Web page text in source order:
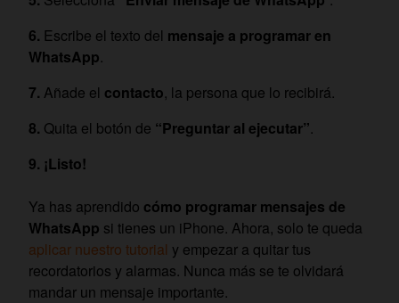
Escribe el texto del mensaje a programar en
WhatsApp.
Añade el contacto, la persona que lo recibirá.
Quita el botón de “Preguntar al ejecutar”.
¡Listo!
Ya has aprendido cómo programar mensajes de
WhatsApp si tienes un iPhone. Ahora, solo te queda
aplicar nuestro tutorial y empezar a quitar tus
recordatorios y alarmas. Nunca más se te olvidará
mandar un mensaje importante.